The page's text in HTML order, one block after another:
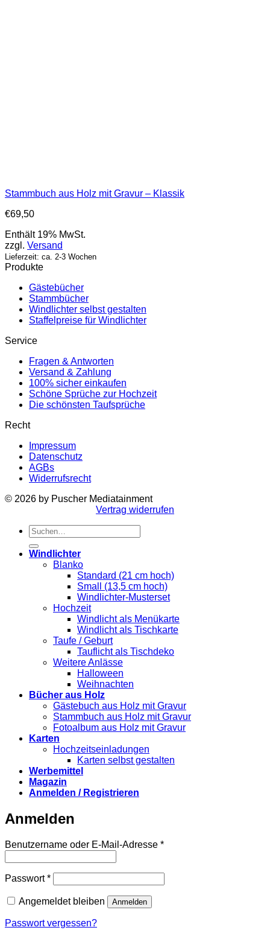
Stammbuch aus Holz mit Gravur – Klassik
€69,50
Enthält 19% MwSt.
zzgl. Versand
Lieferzeit: ca. 2-3 Wochen
Produkte
Gästebücher
Stammbücher
Windlichter selbst gestalten
Staffelpreise für Windlichter
Service
Fragen & Antworten
Versand & Zahlung
100% sicher einkaufen
Schöne Sprüche zur Hochzeit
Die schönsten Taufsprüche
Recht
Impressum
Datenschutz
AGBs
Widerrufsrecht
© 2026 by Puscher Mediatainment
Vertrag widerrufen
Suchen
nach:
Windlichter
Blanko
Standard (21 cm hoch)
Small (13,5 cm hoch)
Windlichter-Musterset
Hochzeit
Windlicht als Menükarte
Windlicht als Tischkarte
Taufe / Geburt
Tauflicht als Tischdeko
Weitere Anlässe
Halloween
Weihnachten
Bücher aus Holz
Gästebuch aus Holz mit Gravur
Stammbuch aus Holz mit Gravur
Fotoalbum aus Holz mit Gravur
Karten
Hochzeitseinladungen
Karten selbst gestalten
Werbemittel
Magazin
Anmelden / Registrieren
Anmelden
Benutzername oder E-Mail-Adresse *Erforderlich
Passwort*Erforderlich
Angemeldet bleiben Anmelden
Passwort vergessen?